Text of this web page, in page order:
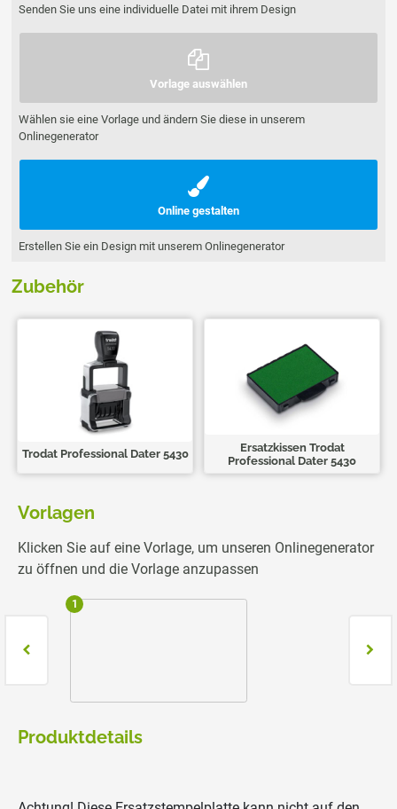
Senden Sie uns eine individuelle Datei mit ihrem Design
Vorlage auswählen
Wählen sie eine Vorlage und ändern Sie diese in unserem
Onlinegenerator
Online gestalten
Erstellen Sie ein Design mit unserem Onlinegenerator
Zubehör
Trodat Professional Dater 5430
Ersatzkissen Trodat
Professional Dater 5430
Vorlagen
Klicken Sie auf eine Vorlage, um unseren Onlinegenerator
zu öffnen und die Vorlage anzupassen
1
Produktdetails